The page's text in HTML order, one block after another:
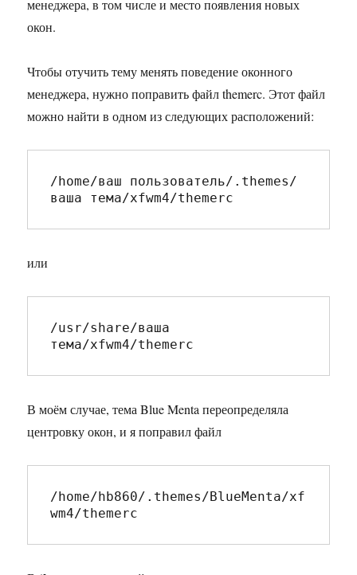
менеджера, в том числе и место появления новых
окон.
Чтобы отучить тему менять поведение оконного
менеджера, нужно поправить файл themerc. Этот файл
можно найти в одном из следующих расположений:
/home/ваш пользователь/.themes/
ваша тема/xfwm4/themerc
или
/usr/share/ваша
тема/xfwm4/themerc
В моём случае, тема Blue Menta переопределяла
центровку окон, и я поправил файл
/home/hb860/.themes/BlueMenta/xf
wm4/themerc